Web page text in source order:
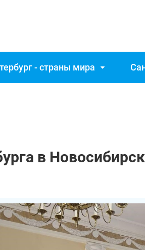
- страны мира
в